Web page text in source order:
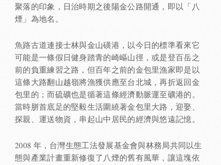
聚落的印象，日治時期之後陽金公路開通，即以「八
煙」為地名。
魚路古道連接士林與金山磺港，以今日的標準看來它
可能是一條假日健身踏青的崎嶇山徑，或是登百岳之
前的負重練習之路，但百年之前的金包里漁家即是以
這條大路翻山越嶺將漁獲供應至台北城，再折返回金
包里的；而硫礦也是循著這條經濟動脈運至礦港的。
當時胼首底足的堅毅生活圍繞著金包里大路，迎娶、
探親、運送物資，串起山中居民的經濟與悠遠記憶。
2008 年，台灣生態工法發展基金會與林務局共同以生
態與產業計畫重新修復了八煙的舊有風華，讓這塊依